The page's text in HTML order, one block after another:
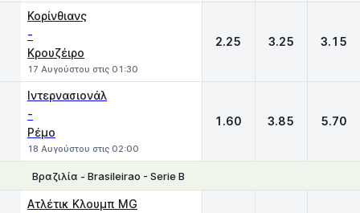
Κορίνθιανς
-
Κρουζέιρο
17 Αυγούστου στις 01:30
2.25 3.25 3.15
Ιντερνασιονάλ
-
Ρέμο
18 Αυγούστου στις 02:00
1.60 3.85 5.70
Βραζιλία - Brasileirao - Serie Β
Ατλέτικ Κλουμπ MG